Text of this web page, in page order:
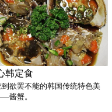
韩定食
到欲罢不能的韩国传统特色美
酱蟹。